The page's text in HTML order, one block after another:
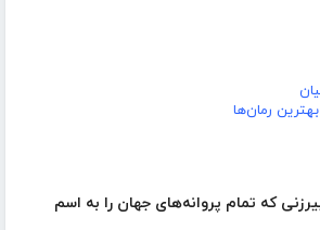
بهترین رمان‌ها
که تمام پروانه‌های جهان را به اسم